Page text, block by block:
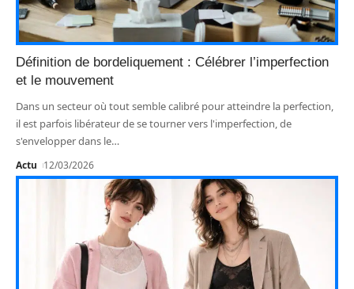
Définition de bordeliquement : Célébrer l’imperfection
et le mouvement
Dans un secteur où tout semble calibré pour atteindre la perfection,
il est parfois libérateur de se tourner vers l'imperfection, de
s'envelopper dans le…
Actu 12/03/2026